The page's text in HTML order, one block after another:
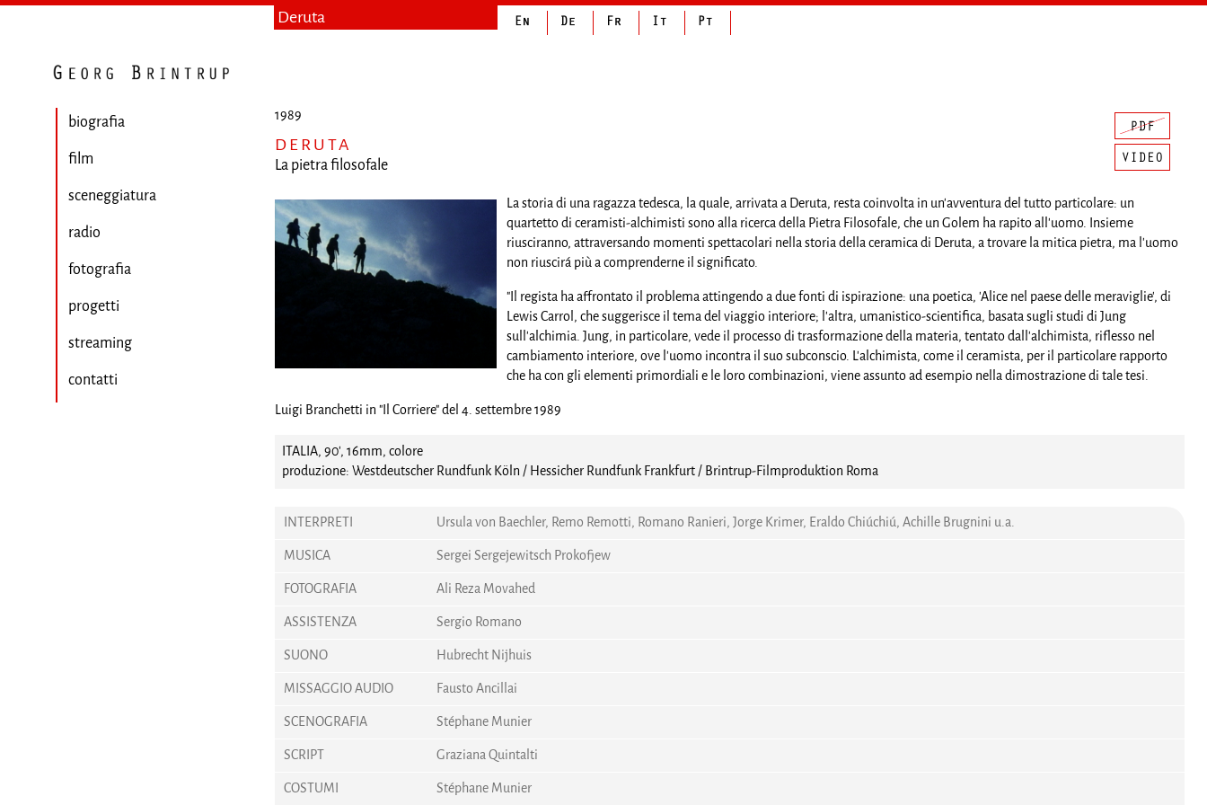
Deruta
biografia
film
sceneggiatura
radio
fotografia
progetti
streaming
contatti
1989
DERUTA
La pietra filosofale
La storia di una ragazza tedesca, la quale, arrivata a Deruta, resta coinvolta in un'avventura del tutto particolare: un
quartetto di ceramisti-alchimisti sono alla ricerca della Pietra Filosofale, che un Golem ha rapito all'uomo. Insieme
riusciranno, attraversando momenti spettacolari nella storia della ceramica di Deruta, a trovare la mitica pietra, ma l'uomo
non riuscirá più a comprenderne il significato.
"Il regista ha affrontato il problema attingendo a due fonti di ispirazione: una poetica, 'Alice nel paese delle meraviglie', di
Lewis Carrol, che suggerisce il tema del viaggio interiore; l'altra, umanistico-scientifica, basata sugli studi di Jung
sull'alchimia. Jung, in particolare, vede il processo di trasformazione della materia, tentato dall'alchimista, riflesso nel
cambiamento interiore, ove l'uomo incontra il suo subconscio. L'alchimista, come il ceramista, per il particolare rapporto
che ha con gli elementi primordiali e le loro combinazioni, viene assunto ad esempio nella dimostrazione di tale tesi.
Luigi Branchetti in "Il Corriere" del 4. settembre 1989
ITALIA, 90', 16mm, colore
produzione: Westdeutscher Rundfunk Köln / Hessicher Rundfunk Frankfurt / Brintrup-Filmproduktion Roma
INTERPRETI
Ursula von Baechler, Remo Remotti, Romano Ranieri, Jorge Krimer, Eraldo Chiúchiú, Achille Brugnini u.a.
MUSICA
Sergei Sergejewitsch Prokofjew
FOTOGRAFIA
Ali Reza Movahed
ASSISTENZA
Sergio Romano
SUONO
Hubrecht Nijhuis
MISSAGGIO AUDIO
Fausto Ancillai
SCENOGRAFIA
Stéphane Munier
SCRIPT
Graziana Quintalti
COSTUMI
Stéphane Munier